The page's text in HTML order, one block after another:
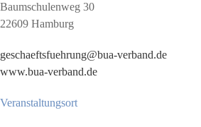
Baumschulenweg 30
22609 Hamburg
geschaeftsfuehrung@bua-verband.de
www.bua-verband.de
Veranstaltungsort